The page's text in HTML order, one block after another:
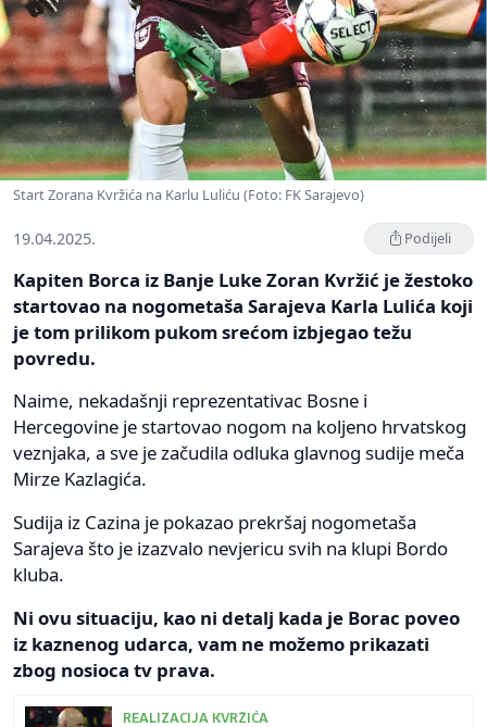
Start Zorana Kvržića na Karlu Luliću (Foto: FK Sarajevo)
19.04.2025. Podijeli
Kapiten Borca iz Banje Luke Zoran Kvržić je žestoko
startovao na nogometaša Sarajeva Karla Lulića koji
je tom prilikom pukom srećom izbjegao težu
povredu.
Naime, nekadašnji reprezentativac Bosne i
Hercegovine je startovao nogom na koljeno hrvatskog
veznjaka, a sve je začudila odluka glavnog sudije meča
Mirze Kazlagića.
Sudija iz Cazina je pokazao prekršaj nogometaša
Sarajeva što je izazvalo nevjericu svih na klupi Bordo
kluba.
Ni ovu situaciju, kao ni detalj kada je Borac poveo
iz kaznenog udarca, vam ne možemo prikazati
zbog nosioca tv prava.
REALIZACIJA KVRŽIĆA